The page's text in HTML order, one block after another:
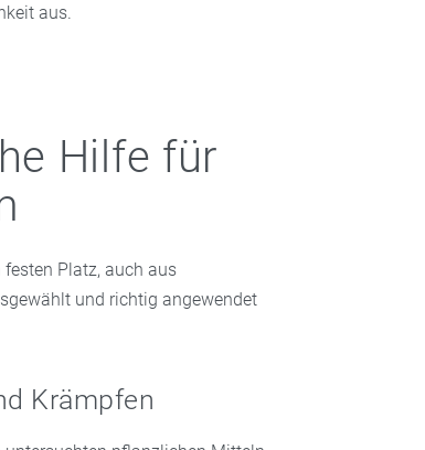
aus.
Hilfe für
Platz, auch aus
und richtig angewendet
Krämpfen